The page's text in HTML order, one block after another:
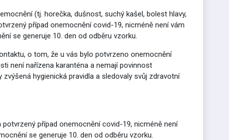
(tj. horečka, dušnost, suchý kašel, bolest hlavy,
případ onemocnění covid-19, nicméně není vám
se generuje 10. den od odběru vzorku.
o tom, že u vás bylo potvrzeno onemocnění
není nařízena karanténa a nemají povinnost
hygienická pravidla a sledovaly svůj zdravotní
případ onemocnění covid-19, nicméně není
se generuje 10. den od odběru vzorku.